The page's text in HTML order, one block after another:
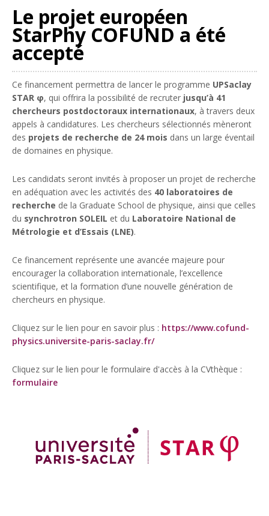
Le projet européen
StarPhy COFUND a été
accepté
Ce financement permettra de lancer le programme UPSaclay
STAR φ, qui offrira la possibilité de recruter jusqu’à 41
chercheurs postdoctoraux internationaux, à travers deux
appels à candidatures. Les chercheurs sélectionnés mèneront
des projets de recherche de 24 mois dans un large éventail
de domaines en physique.
Les candidats seront invités à proposer un projet de recherche
en adéquation avec les activités des 40 laboratoires de
recherche de la Graduate School de physique, ainsi que celles
du synchrotron SOLEIL et du Laboratoire National de
Métrologie et d’Essais (LNE).
Ce financement représente une avancée majeure pour
encourager la collaboration internationale, l’excellence
scientifique, et la formation d’une nouvelle génération de
chercheurs en physique.
Cliquez sur le lien pour en savoir plus : https://www.cofund-
physics.universite-paris-saclay.fr/
Cliquez sur le lien pour le formulaire d'accès à la CVthèque :
formulaire